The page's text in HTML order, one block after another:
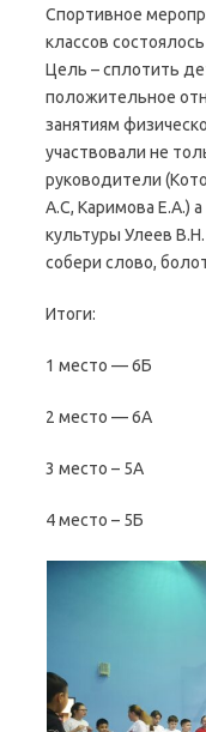
Спортивное
классов
Цель – сплотить
положительное
занятиям
участвовали не
руководители
А.С, Каримова Е.А.)
культуры Улеев
собери слово,
Итоги:
1 место — 6Б
2 место — 6А
3 место – 5А
4 место – 5Б